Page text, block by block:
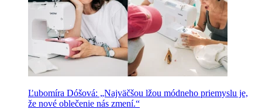
Ľubomíra Dóšová: „Najväčšou lžou módneho priemyslu je,
že nové oblečenie nás zmení.“